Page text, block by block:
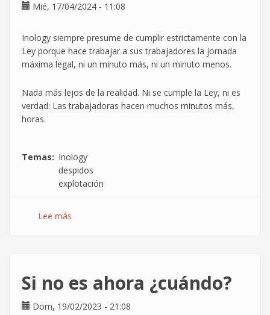
Mié, 17/04/2024 - 11:08
Inology siempre presume de cumplir estrictamente con la
Ley porque hace trabajar a sus trabajadores la jornada
máxima legal, ni un minuto más, ni un minuto menos.
Nada más lejos de la realidad. Ni se cumple la Ley, ni es
verdad: Las trabajadoras hacen muchos minutos más,
horas.
Temas
Inology
despidos
explotación
Lee más
ir
baño
Si no es ahora ¿cuándo?
Dom, 19/02/2023 - 21:08